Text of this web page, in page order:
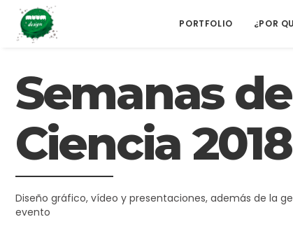
PORTFOLIO ¿POR
Semanas
Ciencia 2018
Diseño gráfico, vídeo y presentaciones, además de la
evento